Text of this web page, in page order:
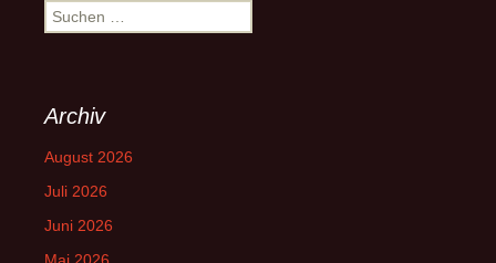
Suchen
nach:
Archiv
August 2026
Juli 2026
Juni 2026